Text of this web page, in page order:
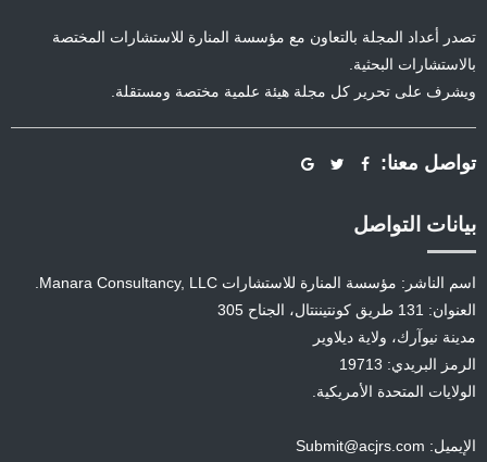
تصدر أعداد المجلة بالتعاون مع مؤسسة المنارة للاستشارات المختصة
بالاستشارات البحثية.
ويشرف على تحرير كل مجلة هيئة علمية مختصة ومستقلة.
تواصل معنا:
بيانات التواصل
اسم الناشر: مؤسسة المنارة للاستشارات Manara Consultancy, LLC.
العنوان: 131 طريق كونتيننتال، الجناح 305
مدينة نيوآرك، ولاية ديلاوير
الرمز البريدي: 19713
الولايات المتحدة الأمريكية.
الإيميل: Submit@acjrs.com